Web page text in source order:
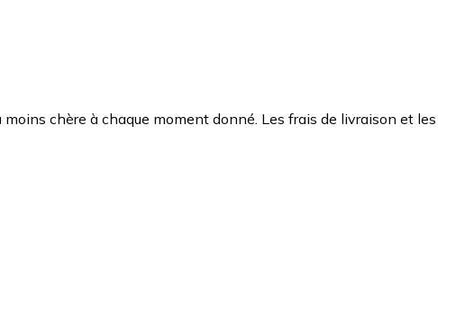
chère à chaque moment donné. Les frais de livraison et les